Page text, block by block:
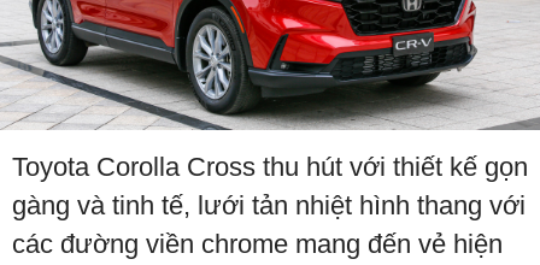
Toyota Corolla Cross thu hút với thiết kế gọn
gàng và tinh tế, lưới tản nhiệt hình thang với
các đường viền chrome mang đến vẻ hiện